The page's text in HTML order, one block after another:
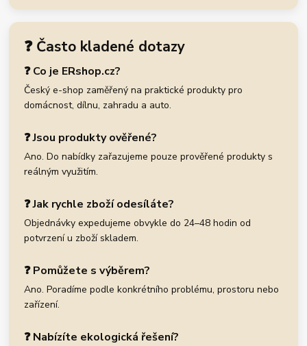
❓ Často kladené dotazy
❓ Co je ERshop.cz?
Český e-shop zaměřený na praktické produkty pro
domácnost, dílnu, zahradu a auto.
❓ Jsou produkty ověřené?
Ano. Do nabídky zařazujeme pouze prověřené produkty s
reálným využitím.
❓ Jak rychle zboží odesíláte?
Objednávky expedujeme obvykle do 24–48 hodin od
potvrzení u zboží skladem.
❓ Pomůžete s výběrem?
Ano. Poradíme podle konkrétního problému, prostoru nebo
zařízení.
❓ Nabízíte ekologická řešení?